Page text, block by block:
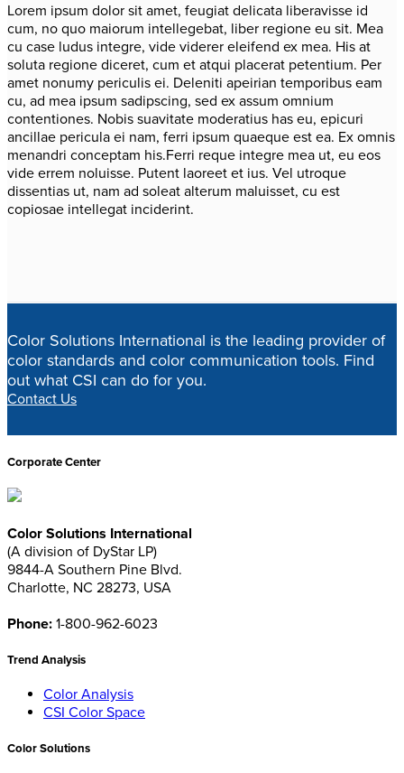
Lorem ipsum dolor sit amet, feugiat delicata liberavisse id
cum, no quo maiorum intellegebat, liber regione eu sit. Mea
cu case ludus integre, vide viderer eleifend ex mea. His at
soluta regione diceret, cum et atqui placerat petentium. Per
amet nonumy periculis ei. Deleniti apeirian temporibus eam
cu, ad mea ipsum sadipscing, sed ex assum omnium
contentiones. Nobis suavitate moderatius has eu, epicuri
ancillae pericula ei nam, ferri ipsum quaeque est ea. Ex omnis
menandri conceptam his.Ferri reque integre mea ut, eu eos
vide errem noluisse. Putent laoreet et ius. Vel utroque
dissentias ut, nam ad soleat alterum maluisset, cu est
copiosae intellegat inciderint.
Color Solutions International is the leading provider of
color standards and color communication tools. Find
out what CSI can do for you.
Contact Us
Corporate Center
Color Solutions International
(A division of DyStar LP)
9844-A Southern Pine Blvd.
Charlotte, NC 28273, USA
Phone: 1-800-962-6023
Trend Analysis
Color Analysis
CSI Color Space
Color Solutions